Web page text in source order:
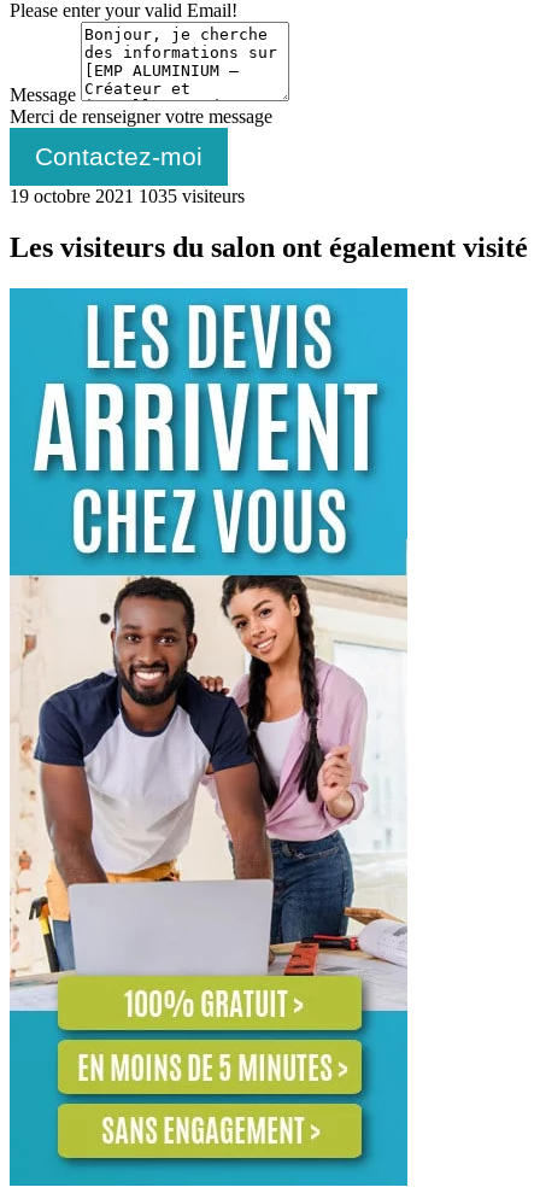
Please enter your valid Email!
Message
Merci de renseigner votre message
Contactez-moi
19 octobre 2021 1035 visiteurs
Les visiteurs du salon ont également visité